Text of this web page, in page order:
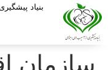
بنیاد
سازمان